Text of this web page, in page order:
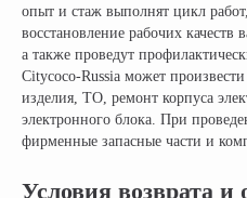
опыт и стаж выполнят цикл
восстановление рабочих качеств
а также проведут
Citycoco-Russia может
изделия, ТО, ремонт корпуса
электронного блока. При
фирменные запасные части и
Условия возврата и
Возврат
Контакты
Блог
Грузовые
Аксессуары и
прочие товары
Гарантия